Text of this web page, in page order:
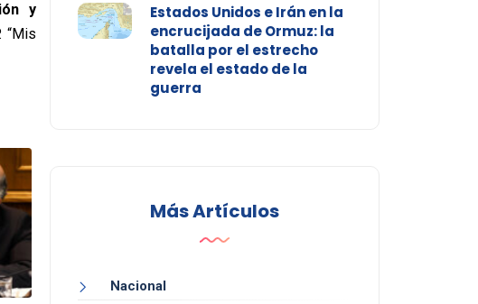
y
“Mis
Estados Unidos e Irán en la
encrucijada de Ormuz: la
batalla por el estrecho
revela el estado de la
guerra
Más Artículos
Nacional